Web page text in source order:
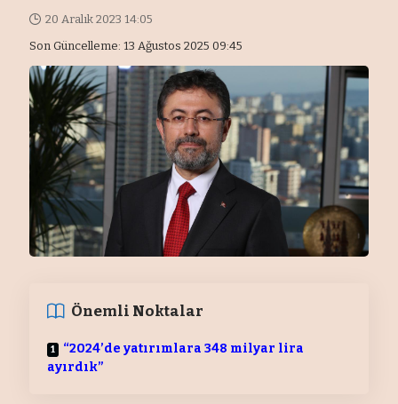
Son Güncelleme: 13 Ağustos 2025 09:45
20 Aralık 2023 14:05
Önemli Noktalar
“2024’de yatırımlara 348 milyar lira
ayırdık”